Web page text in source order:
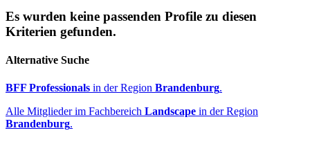
Es wurden keine passenden Profile zu diesen
Kriterien gefunden.
Alternative Suche
BFF Professionals in der Region Brandenburg.
Alle Mitglieder im Fachbereich Landscape in der Region
Brandenburg.